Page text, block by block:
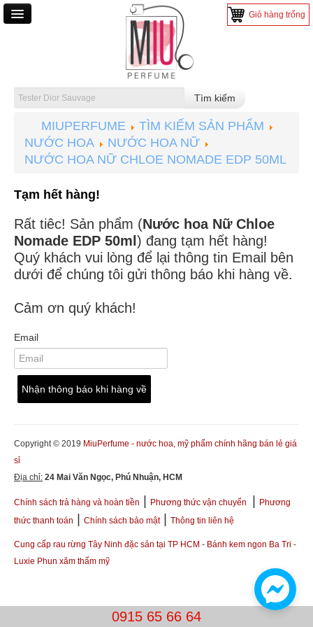
Giỏ hàng trống
NƯỚC HOA NAM
NƯỚC HOA NỮ
NƯỚC HOA MINI
SON MÔI
TRANG ĐIỂM
MIUPERFUME
TÌM KIẾM SẢN PHẨM
NƯỚC HOA
NƯỚC HOA NỮ
NƯỚC HOA NỮ CHLOE NOMADE EDP 50ML
Tạm hết hàng!
Rất tiêc! Sản phẩm (Nước hoa Nữ Chloe
Nomade EDP 50ml ) đang tạm hết hàng!
Quý khách vui lòng để lại thông tin Email bên
dưới để chúng tôi gửi thông báo khi hàng về.
Cảm ơn quý khách!
Email
Copyright © 2019 MiuPerfume - nước hoa, mỹ phẩm chính hãng bán lẻ giá
sỉ
Địa chỉ: 24 Mai Văn Ngọc, Phú Nhuận, HCM
Chính sách trả hàng và hoàn tiền Phương thức vận chuyển
Phương
thức thanh toán
Chính sách bảo mật| Thông tin liên hệ
Cung cấp rau rừng Tây Ninh đặc sản tại TP HCM - Bánh kem ngon Ba Tri -
Luxie Phun xăm thẩm mỹ
0915 65 66 64